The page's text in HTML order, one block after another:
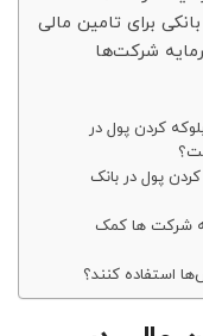
برای تامین مالی
شرکت‌ها
کردن پول در
پول در بانک
شرکت ها کمک